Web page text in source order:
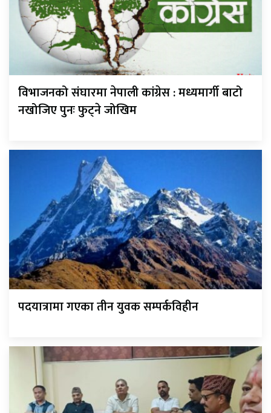
विभाजनको संघारमा नेपाली कांग्रेस : मध्यमार्गी बाटो
नखोजिए पुनः फुट्ने जोखिम
पदयात्रामा गएका तीन युवक सम्पर्कविहीन